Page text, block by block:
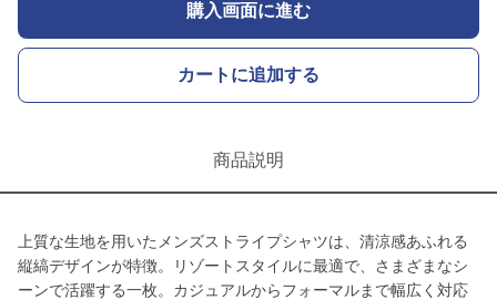
購入画面に進む
カートに追加する
商品説明
上質な生地を用いたメンズストライプシャツは、清涼感あふれる
縦縞デザインが特徴。リゾートスタイルに最適で、さまざまなシ
ーンで活躍する一枚。カジュアルからフォーマルまで幅広く対応